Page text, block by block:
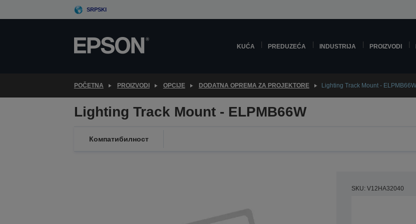
to
SRPSKI
KUĆA PREDUZEĆA INDUSTRIJA PROIZVODI
POČETNA PROIZVODI OPCIJE DODATNA OPREMA ZA PROJEKTORE Lighting Track Mount - ELPMB66W
Lighting Track Mount - ELPMB66W
Компатибилност
SKU: V12HA32040